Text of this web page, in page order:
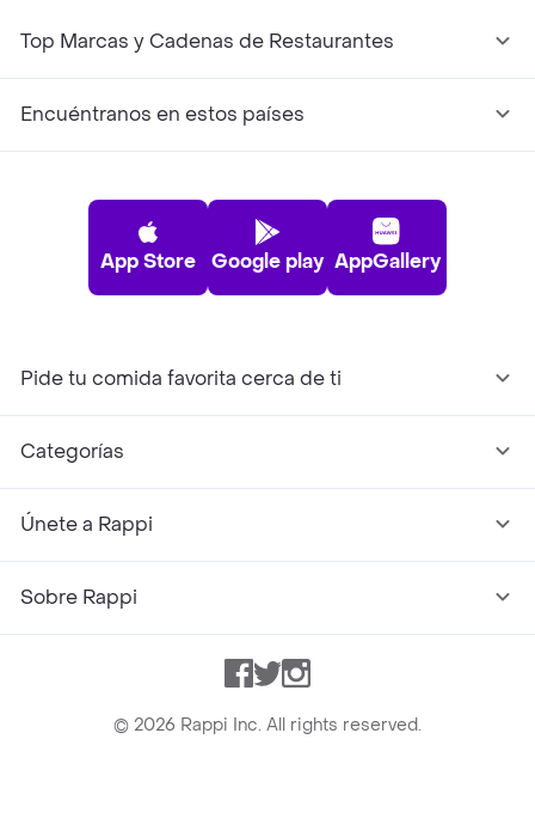
Top Marcas y Cadenas de Restaurantes
Encuéntranos en estos países
App Store Google play AppGallery
Pide tu comida favorita cerca de ti
Categorías
Únete a Rappi
Sobre Rappi
Facebook
TwitterInstagram
© 2026 Rappi Inc. All rights reserved.